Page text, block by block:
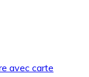
avec carte